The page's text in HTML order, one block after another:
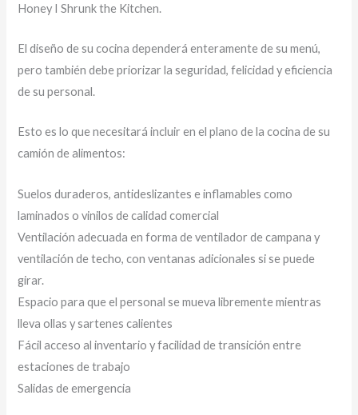
Honey I Shrunk the Kitchen.
El diseño de su cocina dependerá enteramente de su menú,
pero también debe priorizar la seguridad, felicidad y eficiencia
de su personal.
Esto es lo que necesitará incluir en el plano de la cocina de su
camión de alimentos:
Suelos duraderos, antideslizantes e inflamables como
laminados o vinilos de calidad comercial
Ventilación adecuada en forma de ventilador de campana y
ventilación de techo, con ventanas adicionales si se puede
girar.
Espacio para que el personal se mueva libremente mientras
lleva ollas y sartenes calientes
Fácil acceso al inventario y facilidad de transición entre
estaciones de trabajo
Salidas de emergencia